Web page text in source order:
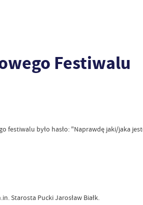
Festiwalu
było hasło: "Naprawdę jaki/jaka
Starosta Pucki Jarosław Białk.